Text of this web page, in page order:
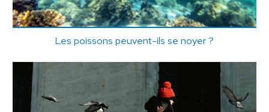
Les poissons peuvent-ils se noyer ?